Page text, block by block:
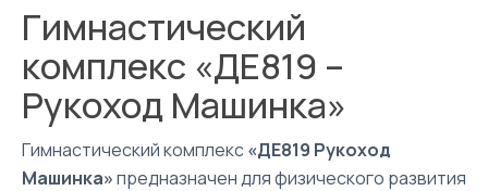
Гимнастический
комплекс «ДЕ819 –
Рукоход Машинка»
Гимнастический комплекс«ДЕ819 Рукоход
Машинка»предназначен для физического развития